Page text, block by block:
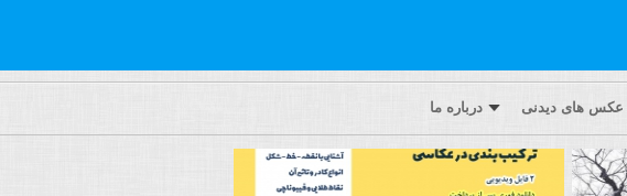
عکس های دیدنی درباره ما